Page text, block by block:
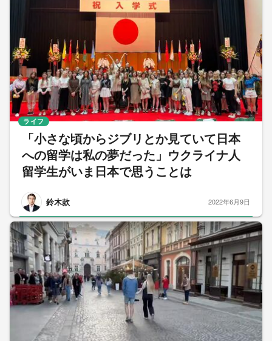
「小さな頃からジブリとか見ていて日本
への留学は私の夢だった」ウクライナ人
留学生がいま日本で思うことは
鈴木款
ライフ
2022年6月9日